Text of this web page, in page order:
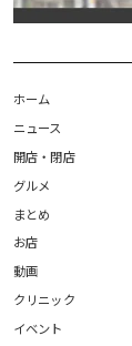
ホーム
ニュース
開店・閉店
グルメ
まとめ
お店
動画
クリニック
イベント